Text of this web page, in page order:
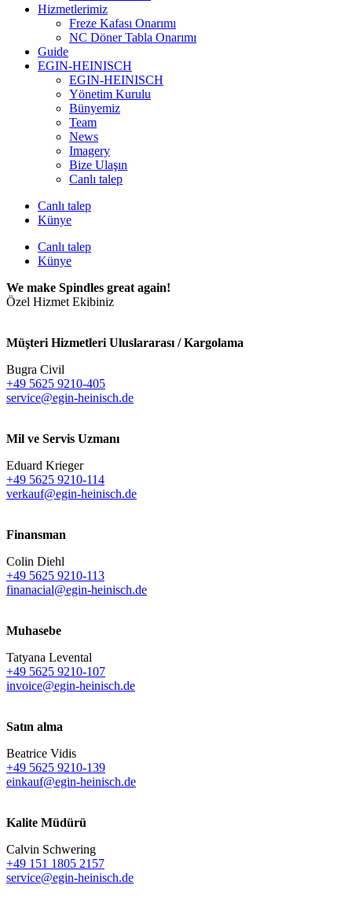
Hizmetlerimiz
Freze Kafası Onarımı
NC Döner Tabla Onarımı
Guide
EGIN-HEINISCH
EGIN-HEINISCH
Yönetim Kurulu
Bünyemiz
Team
News
Imagery
Bize Ulaşın
Canlı talep
Canlı talep
Künye
Canlı talep
Künye
We make Spindles great again!
Özel Hizmet Ekibiniz
Müşteri Hizmetleri Uluslararası / Kargolama
Bugra Civil
+49 5625 9210-405
service@egin-heinisch.de
Mil ve Servis Uzmanı
Eduard Krieger
+49 5625 9210-114
verkauf@egin-heinisch.de
Finansman
Colin Diehl
+49 5625 9210-113
finanacial@egin-heinisch.de
Muhasebe
Tatyana Levental
+49 5625 9210-107
invoice@egin-heinisch.de
Satın alma
Beatrice Vidis
+49 5625 9210-139
einkauf@egin-heinisch.de
Kalite Müdürü
Calvin Schwering
+49 151 1805 2157
service@egin-heinisch.de